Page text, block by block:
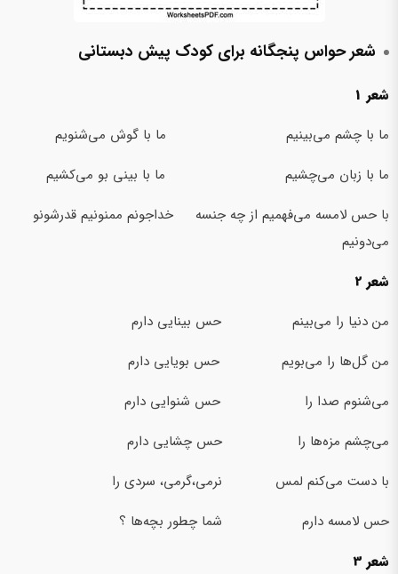
شعر حواس پنجگانه برای کودک پیش دبستانی
شعر 1
ما با چشم می‌بینیم ما با گوش می‌شنویم
ما با زبان می‌چشیم ما با بینی بو می‌کشیم
با حس لامسه می‌فهمیم از چه جنسه خداجونم ممنونیم قدرشونو
می‌دونیم
شعر 2
من دنیا را می‌بینم حس بینایی دارم
من گل‌ها را می‌بویم حس بویایی دارم
می‌شنوم صدا را حس شنوایی دارم
می‌چشم مزه‌ها را حس چشایی دارم
با دست می‌کنم لمس نرمی،گرمی، سردی را
حس لامسه دارم شما چطور بچه‌ها ؟
شعر 3